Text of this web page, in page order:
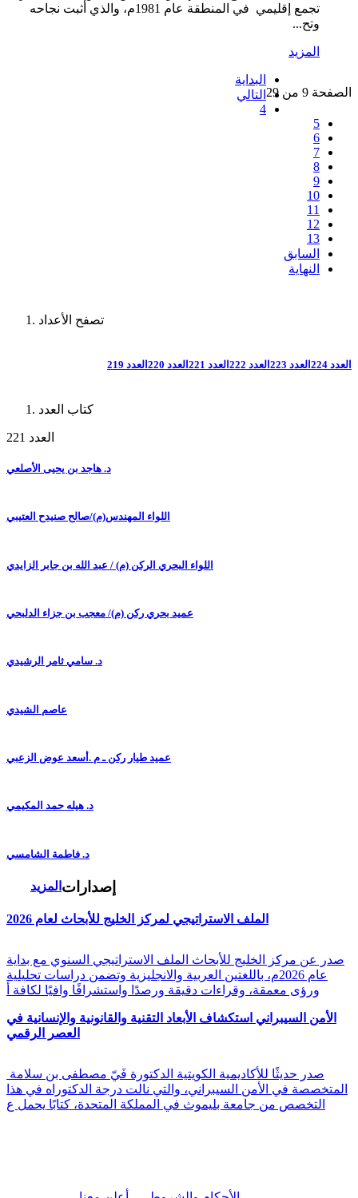
تجمع إقليمي في المنطقة عام 1981م، والذي أثبت نجاحه
وتح...
المزيد
الصفحة 9 من 29
البداية
التالي
4
5
6
7
8
9
10
11
12
13
السابق
النهاية
تصفح الأعداد
العدد 224 العدد 223 العدد 222 العدد 221 العدد 220 العدد 219
كتاب العدد
العدد 221
د. هاجد بن يحيى الأصلعي
اللواء المهندس(م)/صالح صنيدح العتيبي
اللواء البحري الركن (م) / عبد الله بن جابر الزايدي
عميد بحري ركن (م)/ معجب بن جزاء الدلبحي
د. سامي ثامر الرشيدي
عاصم الشيدي
عميد طيار ركن ـ م .أسعد عوض الزعبي
د. هيله حمد المكيمي
د. فاطمة الشامسي
المزيد إصدارات
الملف الاستراتيجي لمركز الخليج للأبحاث لعام 2026
صدر عن مركز الخليج للأبحاث الملف الاستراتيجي السنوي مع بداية
عام 2026م، باللغتين العربية والانجليزية وتضمن دراسات تحليلية
ورؤى معمقة، وقراءات دقيقة ورصدًا واستشرافًا وافيًا لكافة أ
الأمن السيبراني استكشاف الأبعاد التقنية والقانونية والإنسانية في
العصر الرقمي
المتخصصة في الأمن السيبراني، والتي نالت درجة الدكتوراه في هذا
التخصص من جامعة بليموث في المملكة المتحدة، كتابًا يحمل ع